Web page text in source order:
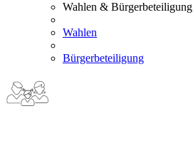
Wahlen & Bürgerbeteiligung
Wahlen
Bürgerbeteiligung